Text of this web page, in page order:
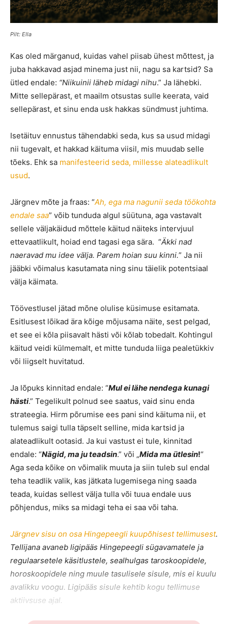
Pilt: Ella
Kas oled märganud, kuidas vahel piisab ühest mõttest, ja
juba hakkavad asjad minema just nii, nagu sa kartsid? Sa
ütled endale: “Niikuinii läheb midagi nihu.” Ja lähebki.
Mitte sellepärast, et maailm otsustas sulle keerata, vaid
sellepärast, et sinu enda usk hakkas sündmust juhtima.
Isetäituv ennustus tähendabki seda, kus sa usud midagi
nii tugevalt, et hakkad käituma viisil, mis muudab selle
tõeks. Ehk sa manifesteerid seda, millesse alateadlikult
usud.
Järgnev mõte ja fraas: “Ah, ega ma nagunii seda töökohta
endale saa” võib tunduda algul süütuna, aga vastavalt
sellele väljakäidud mõttele käitud näiteks intervjuul
ettevaatlikult, hoiad end tagasi ega sära. “Äkki nad
naeravad mu idee välja. Parem hoian suu kinni.” Ja nii
jääbki võimalus kasutamata ning sinu täielik potentsiaal
välja käimata.
Töövestlusel jätad mõne olulise küsimuse esitamata.
Esitlusest lõikad ära kõige mõjusama näite, sest pelgad,
et see ei kõla piisavalt hästi või kõlab tobedalt. Kohtingul
käitud veidi külmemalt, et mitte tunduda liiga pealetükkiv
või liigselt huvitatud.
Ja lõpuks kinnitad endale: “Mul ei lähe nendega kunagi
hästi.” Tegelikult polnud see saatus, vaid sinu enda
strateegia. Hirm põrumise ees pani sind käituma nii, et
tulemus saigi tulla täpselt selline, mida kartsid ja
alateadlikult ootasid. Ja kui vastust ei tule, kinnitad
endale: “Nägid, ma ju teadsin.” või „Mida ma ütlesin!“
Aga seda kõike on võimalik muuta ja siin tuleb sul endal
teha teadlik valik, kas jätkata lugemisega ning saada
teada, kuidas sellest välja tulla või tuua endale uus
põhjendus, miks sa midagi teha ei saa või taha.
Järgnev sisu on osa Hingepeegli kuupõhisest tellimusest.
Tellijana avaneb ligipääs Hingepeegli sügavamatele ja
regulaarsetele käsitlustele, sealhulgas taroskoopidele,
horoskoopidele ning muule tasulisele sisule, mis ei kuulu
avalikku voogu. Ligipääs sisule kehtib kogu tellimuse
aktiivsuse ajal.